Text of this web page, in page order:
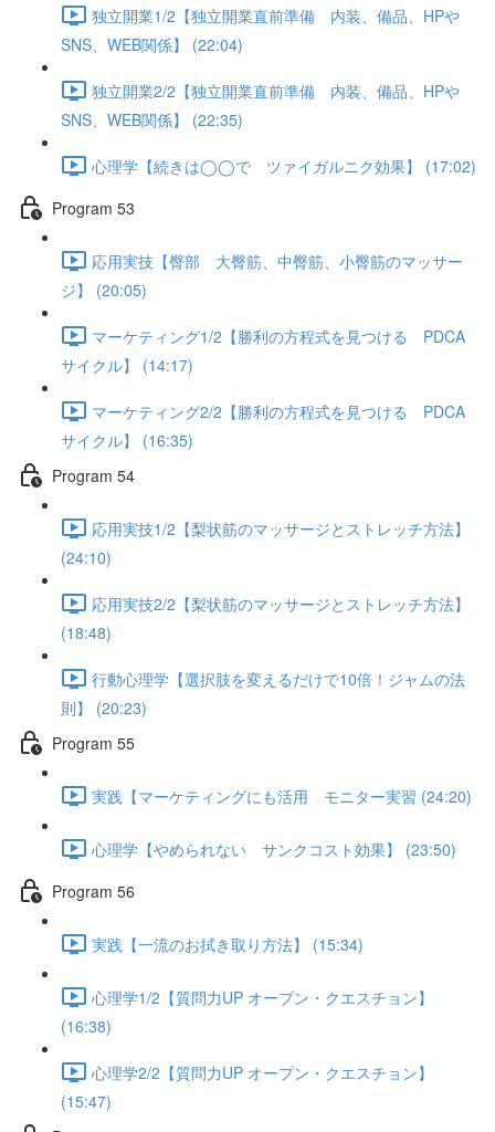
独立開業1/2【独立開業直前準備 内装、備品、HPや
SNS、WEB関係】 (22:04)
独立開業2/2【独立開業直前準備 内装、備品、HPや
SNS、WEB関係】 (22:35)
心理学【続きは◯◯で ツァイガルニク効果】 (17:02)
Program 53
応用実技【臀部 大臀筋、中臀筋、小臀筋のマッサー
ジ】 (20:05)
マーケティング1/2【勝利の方程式を見つける PDCA
サイクル】 (14:17)
マーケティング2/2【勝利の方程式を見つける PDCA
サイクル】 (16:35)
Program 54
応用実技1/2【梨状筋のマッサージとストレッチ方法】
(24:10)
応用実技2/2【梨状筋のマッサージとストレッチ方法】
(18:48)
行動心理学【選択肢を変えるだけで10倍！ジャムの法
則】 (20:23)
Program 55
実践【マーケティングにも活用 モニター実習 (24:20)
心理学【やめられない サンクコスト効果】 (23:50)
Program 56
実践【一流のお拭き取り方法】 (15:34)
心理学1/2【質問力UP オープン・クエスチョン】
(16:38)
心理学2/2【質問力UP オープン・クエスチョン】
(15:47)